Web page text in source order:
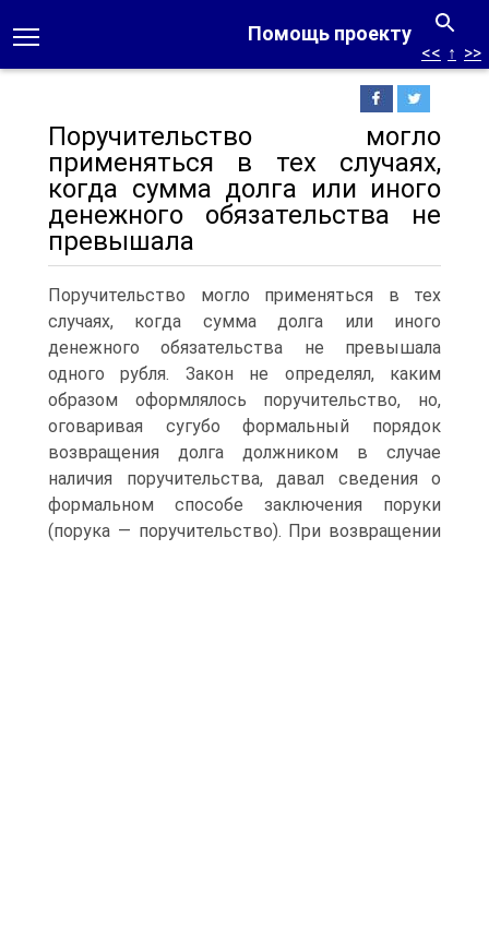
Помощь проекту
<< ↑ >>
Поручительство могло
применяться в тех случаях,
когда сумма долга или иного
денежного обязательства не
превышала
Поручительство могло применяться в тех
случаях, когда сумма долга или иного
денежного обязательства не превышала
одного рубля. Закон не определял, каким
образом оформлялось поручительство, но,
оговаривая сугубо формальный порядок
возвращения долга должником в случае
наличия поручительства, давал сведения о
формальном способе заключения поруки
(порука — поручительство). При возвращении